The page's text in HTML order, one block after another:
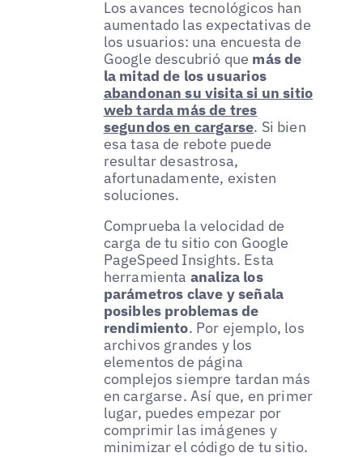
Los avances tecnológicos han
aumentado las expectativas de
los usuarios: una encuesta de
Google descubrió que más de
la mitad de los usuarios
abandonan su visita si un sitio
web tarda más de tres
segundos en cargarse. Si bien
esa tasa de rebote puede
resultar desastrosa,
afortunadamente, existen
soluciones.
Comprueba la velocidad de
carga de tu sitio con Google
PageSpeed Insights. Esta
herramienta analiza los
parámetros clave y señala
posibles problemas de
rendimiento. Por ejemplo, los
archivos grandes y los
elementos de página
complejos siempre tardan más
en cargarse. Así que, en primer
lugar, puedes empezar por
comprimir las imágenes y
minimizar el código de tu sitio.